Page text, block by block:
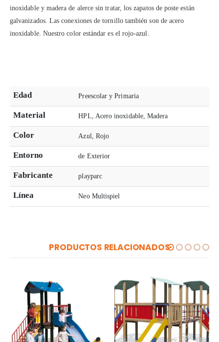
inoxidable y madera de alerce sin tratar, los zapatos de poste están
galvanizados. Las conexiones de tornillo también son de acero
inoxidable. Nuestro color estándar es el rojo-azul.
Edad Preescolar y Primaria
Material HPL, Acero inoxidable, Madera
Color Azul, Rojo
Entorno de Exterior
Fabricante playparc
Línea Neo Multispiel
PRODUCTOS RELACIONADOS